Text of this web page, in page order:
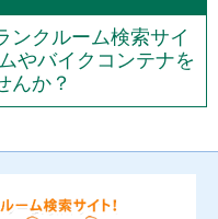
ンクルーム検索サイ
やバイクコンテナを
んか？